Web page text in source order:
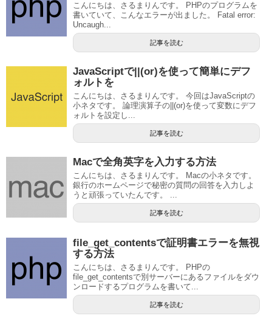
こんにちは、さるまりんです。 PHPのプログラムを
書いていて、こんなエラーが出ました。 Fatal error:
Uncaugh...
記事を読む
JavaScriptで||(or)を使って簡単にデフ
ォルトを
こんにちは、さるまりんです。 今回はJavaScriptの
小ネタです。 論理演算子の||(or)を使って変数にデフ
ォルトを設定し...
記事を読む
Macで全角英字を入力する方法
こんにちは、さるまりんです。 Macの小ネタです。
銀行のホームページで秘密の質問の回答を入力しよ
うと頑張っていたんです。 ...
記事を読む
file_get_contentsで証明書エラーを無視
する方法
こんにちは、さるまりんです。 PHPの
file_get_contentsで別サーバーにあるファイルをダウ
ンロードするプログラムを書いて...
記事を読む